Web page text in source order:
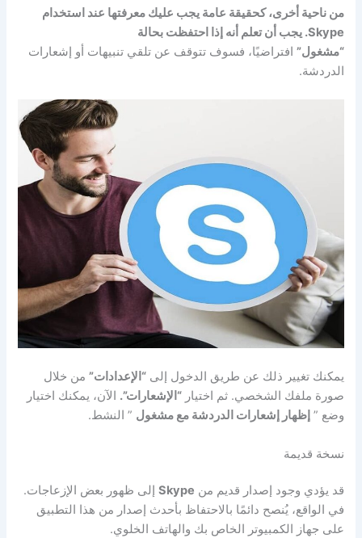
من ناحية أخرى، كحقيقة عامة يجب عليك معرفتها عند استخدام
Skype. يجب أن تعلم أنه إذا احتفظت بحالة
“مشغول” افتراضيًا، فسوف تتوقف عن تلقي تنبيهات أو إشعارات
الدردشة.
يمكنك تغيير ذلك عن طريق الدخول إلى“الإعدادات” من خلال
صورة ملفك الشخصي. ثم اختيار“الإشعارات”. الآن، يمكنك اختيار
وضع ”إظهار إشعارات الدردشةمع مشغول ” النشط.
نسخة قديمة
قد يؤدي وجود إصدار قديم من Skype إلى ظهور بعض الإزعاجات.
في الواقع، يُنصح دائمًا بالاحتفاظ بأحدث إصدار من هذا التطبيق
على جهاز الكمبيوتر الخاص بك والهاتف الخلوي.